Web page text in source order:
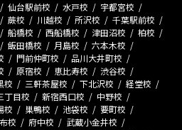
仙台駅前校 水戸校
宇都宮校
蕨校 川越校 所沢校
千葉駅前校
船橋校 西船橋校 津田沼校
柏校
飯田橋校 月島校
六本木校
門前仲町校
品川大井町校
原宿校 恵比寿校
渋谷校
校 三軒茶屋校 下北沢校
経堂校
丁目校 新宿西口校
中野校
校 巣鴨校 池袋校
要町校
校 府中校
武蔵小金井校